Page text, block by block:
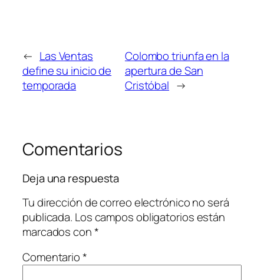
← Las Ventas
define su inicio de
temporada
Colombo triunfa en la
apertura de San
Cristóbal →
Comentarios
Deja una respuesta
Tu dirección de correo electrónico no será
publicada. Los campos obligatorios están
marcados con*
Comentario*